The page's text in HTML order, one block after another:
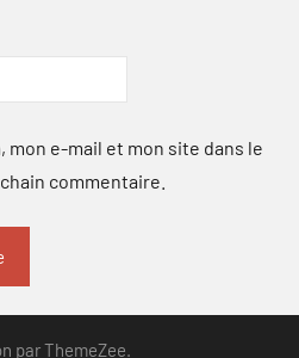
mon e-mail et mon site dans le
commentaire.
par ThemeZee.